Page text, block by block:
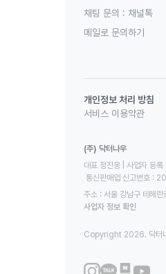
채팅 문의 : 채널톡
메일로 문의하기
개인정보 처리 방침
서비스 이용약관
(주) 닥터나우
대표 정진웅 | 사업자
통신판매업 신고번호
주소 : 서울 강남구 테헤
사업자 정보 확인
Copyright 2026. 닥터